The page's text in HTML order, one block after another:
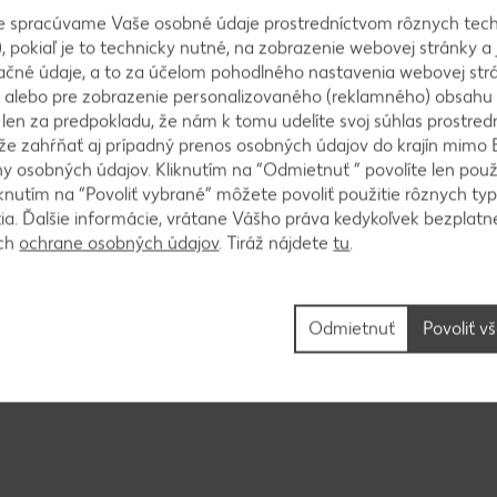
rozkrájame. Každý trojuholník ešte prekrojíme na
na ktorý sme si do stredu dali zapekaciu misku.
dookola plnku, ktorú posypeme brusnicami. Plnku
medzery.
sezamom a čiernym korením a upečieme
spracúvame Vaše osobné údaje prostredníctvom rôznych
pokiaľ je to technicky nutné, na zobrazenie webovej stránky
údaje, a to za účelom pohodlného nastavenia webovej
pre zobrazenie personalizovaného (reklamného)
za predpokladu, že nám k tomu udelíte svoj súhlas
zahŕňať aj prípadný prenos osobných údajov do krajín mimo
osobných údajov. Kliknutím na “Odmietnuť ” povolíte len
na “Povoliť vybrané” môžete povoliť použitie rôznych
Ďalšie informácie, vrátane Vášho práva kedykoľvek
ochrane osobných údajov. Tiráž nájdetetu.
Odmietnuť Povoliť